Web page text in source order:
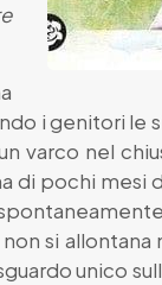
i genitori le
varco nel
di pochi mesi
si allontana
unico